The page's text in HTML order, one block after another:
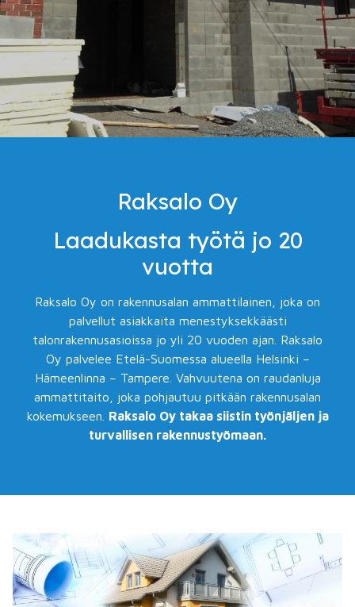
Raksalo Oy
Laadukasta työtä jo 20
vuotta
Raksalo Oy on rakennusalan ammattilainen, joka on
palvellut asiakkaita menestyksekkäästi
talonrakennusasioissa jo yli 20 vuoden ajan. Raksalo
Oy palvelee Etelä-Suomessa alueella Helsinki –
Hämeenlinna – Tampere. Vahvuutena on raudanluja
ammattitaito, joka pohjautuu pitkään rakennusalan
kokemukseen. Raksalo Oy takaa siistin työnjäljen ja
turvallisen rakennustyömaan.